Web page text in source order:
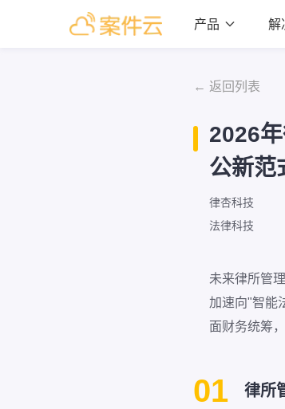
产品  解
← 返回列表
2026
公新范
律杏科技
法律科技
未来律所管
加速向"智能
面财务统筹
01 律所